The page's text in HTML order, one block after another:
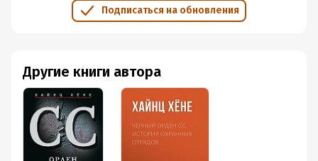
Подписаться на обновления
Другие книги автора